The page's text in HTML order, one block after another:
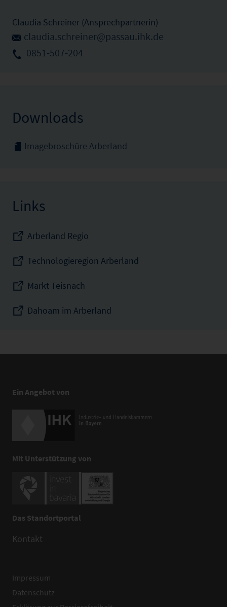
Claudia Schreiner (Ansprechpartnerin)
claudia.schreiner@passau.ihk.de
0851-507-204
Downloads
Imagebroschüre Arberland
Links
Arberland Regio
Technologieregion Arberland
Markt Teisnach
Dahoam im Arberland
Ein Angebot von
Mit Unterstützung von
Das Standortportal
Kontakt
Impressum
Datenschutz